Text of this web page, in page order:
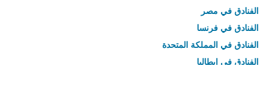
الفنادق في مصر
الفنادق في فرنسا
الفنادق في المملكة المتحدة
الفنادق في إيطاليا